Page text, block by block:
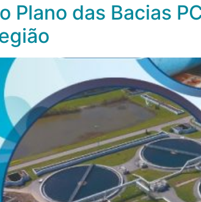
Plano das Bacias